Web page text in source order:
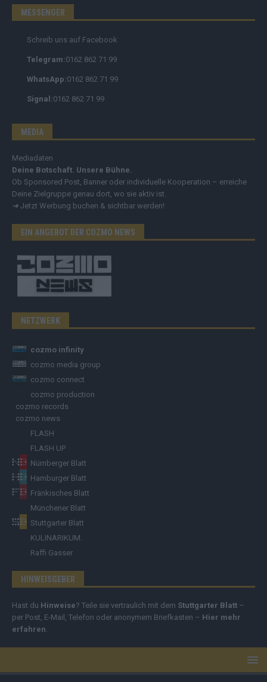
MESSENGER
Schreib uns auf Facebook
Telegram:0162 862 71 99
WhatsApp:0162 862 71 99
Signal:0162 862 71 99
MEDIA
Mediadaten
Deine Botschaft. Unsere Bühne.
Ob Sponsored Post, Banner oder individuelle Kooperation – erreiche
Deine Zielgruppe genau dort, wo sie aktiv ist.
➔ Jetzt Werbung buchen & sichtbar werden!
EIN ANGEBOT DER COZMO NEWS
NETZWERK
cozmo infinity
cozmo media group
cozmo connect
cozmo production
cozmo records
cozmo news
FLASH
FLASH UP
Nürnberger Blatt
Hamburger Blatt
Fränkisches Blatt
Münchener Blatt
Stuttgarter Blatt
KULINARIKUM.
Raffi Gasser
HINWEISGEBER
Hast du Hinweise? Teile sie vertraulich mit dem Stuttgarter Blatt –
per Post, E-Mail, Telefon oder anonymem Briefkasten – Hier mehr
erfahren